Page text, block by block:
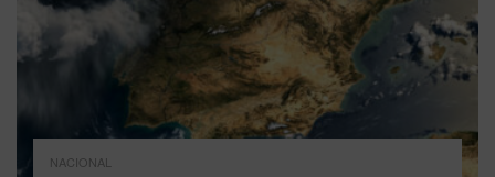
NACIONAL